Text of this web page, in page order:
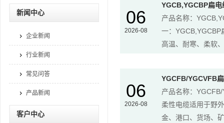
新闻中心
企业新闻
行业新闻
常见问答
产品新闻
客户中心
06
2026-08
YGCB,YGCBP扁电
产品名称：
一：
高温、耐寒、柔软
06
2026-08
YGCFB/YGCVFB
产品名称：
柔性电缆适用于野
金、港口、货场、